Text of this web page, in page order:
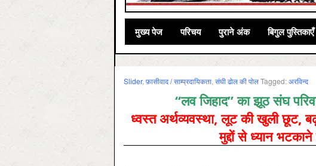
मुख्‍य पेज परिचय पुराने अंक बिगुल पुस्तिकाएँ
Slider, फ़ासीवाद / साम्‍प्रदायिकता, संघी ढोल की पोलTagged:अरविन्द
“लव जिहाद” का झूठ संघ
ध्वस्त अर्थव्यवस्था, लूट की खुली छूट,
मुद्दों से ध्यान